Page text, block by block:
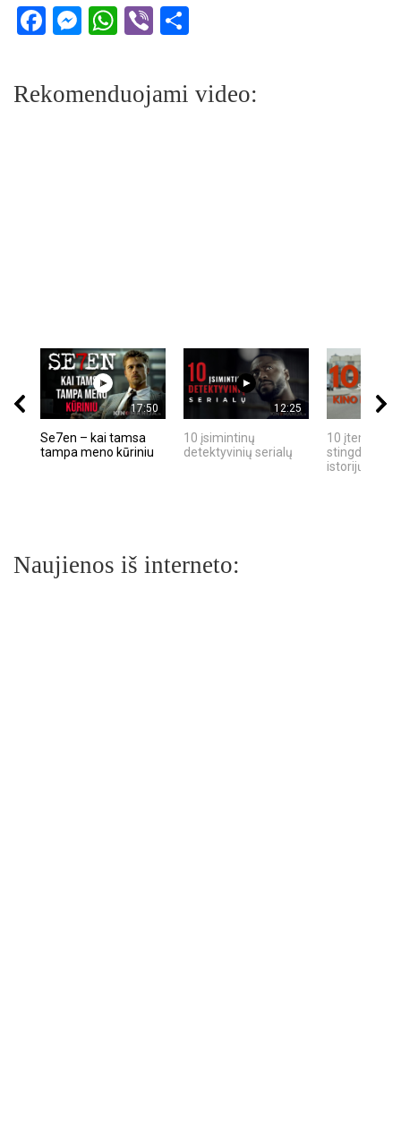
Facebook
Messenger
WhatsApp
Viber
Rekomenduojami video:
17:50
Se7en – kai tamsa
tampa meno kūriniu
12:25
10 įsimintinų
detektyvinių serialų
10 įtemptų,
stingdančių
istorijų
Naujienos iš interneto: